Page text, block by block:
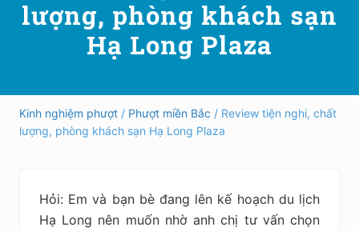
du
lịch
và
ngoài
nước
an
nghiệm,
lượng, phòng khách sạn
Hạ Long Plaza
Kinh nghiệm phượt / Phượt miền Bắc / Review tiện nghi, chất
lượng, phòng khách sạn Hạ Long Plaza
Hỏi: Em và bạn bè đang lên kế hoạch du lịch
Hạ Long nên muốn nhờ anh chị tư vấn chọn